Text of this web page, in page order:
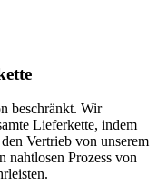
beschränkt. Wir
Lieferkette, indem
Vertrieb von unserem
nahtlosen Prozess von